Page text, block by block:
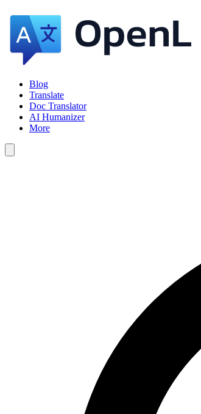
Blog
Translate
Doc Translator
AI Humanizer
More